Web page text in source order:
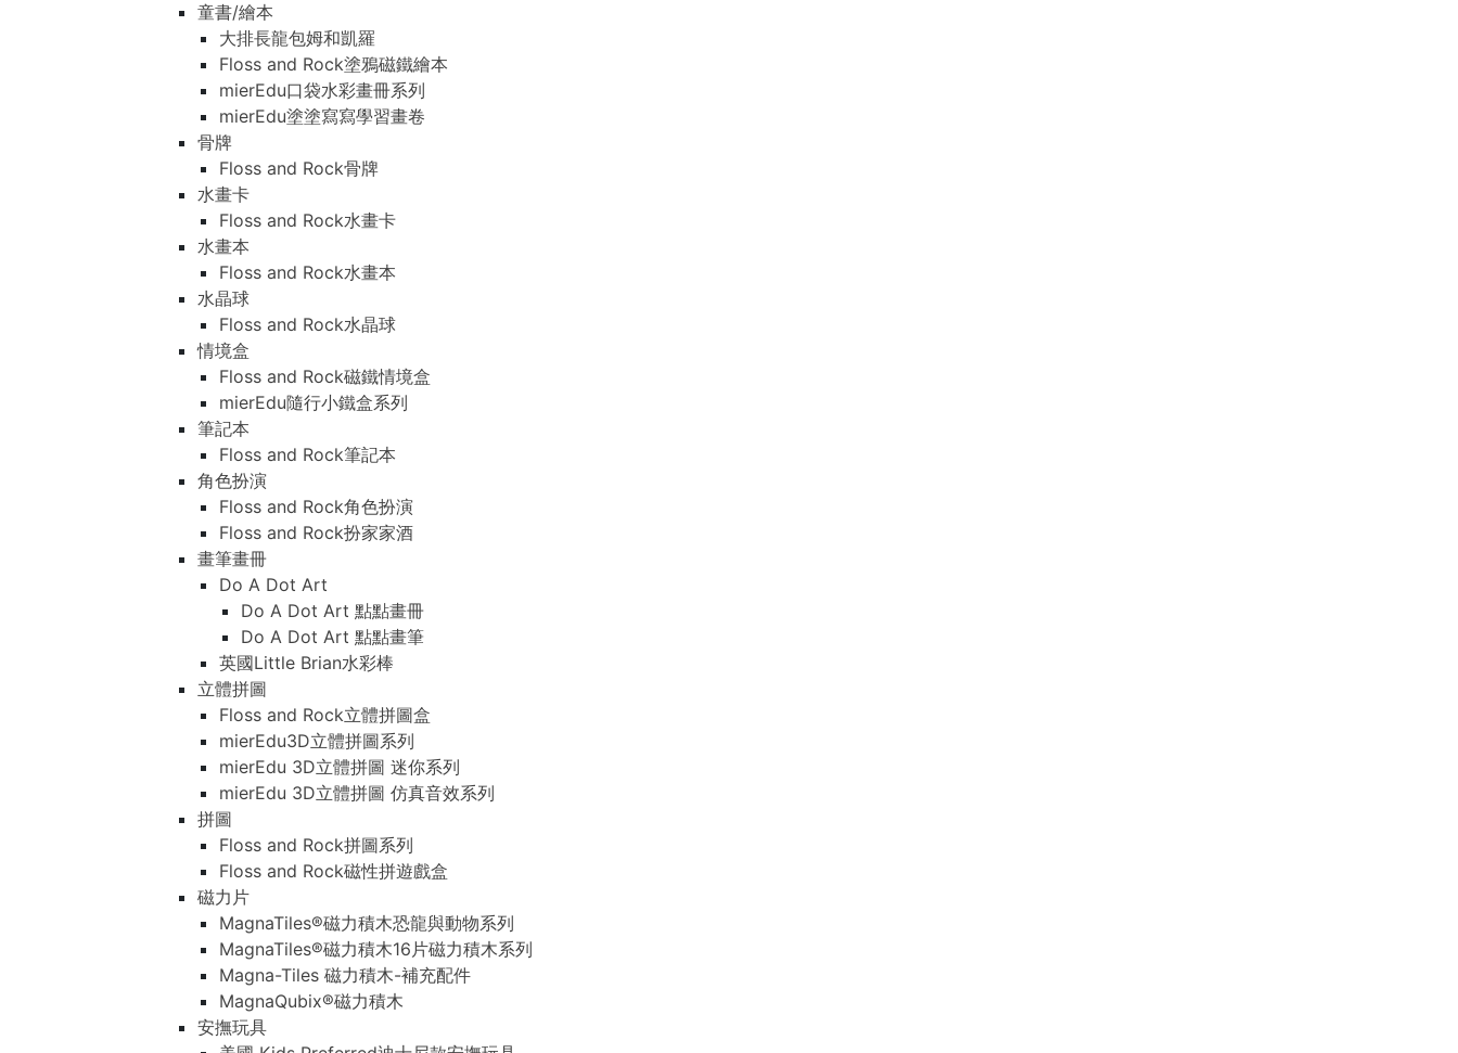
童書/繪本
大排長龍包姆和凱羅
Floss and Rock塗鴉磁鐵繪本
mierEdu口袋水彩畫冊系列
mierEdu塗塗寫寫學習畫卷
骨牌
Floss and Rock骨牌
水畫卡
Floss and Rock水畫卡
水畫本
Floss and Rock水畫本
水晶球
Floss and Rock水晶球
情境盒
Floss and Rock磁鐵情境盒
mierEdu隨行小鐵盒系列
筆記本
Floss and Rock筆記本
角色扮演
Floss and Rock角色扮演
Floss and Rock扮家家酒
畫筆畫冊
Do A Dot Art
Do A Dot Art 點點畫冊
Do A Dot Art 點點畫筆
英國Little Brian水彩棒
立體拼圖
Floss and Rock立體拼圖盒
mierEdu3D立體拼圖系列
mierEdu 3D立體拼圖 迷你系列
mierEdu 3D立體拼圖 仿真音效系列
拼圖
Floss and Rock拼圖系列
Floss and Rock磁性拼遊戲盒
磁力片
MagnaTiles®磁力積木恐龍與動物系列
MagnaTiles®磁力積木16片磁力積木系列
Magna-Tiles 磁力積木-補充配件
MagnaQubix®磁力積木
安撫玩具